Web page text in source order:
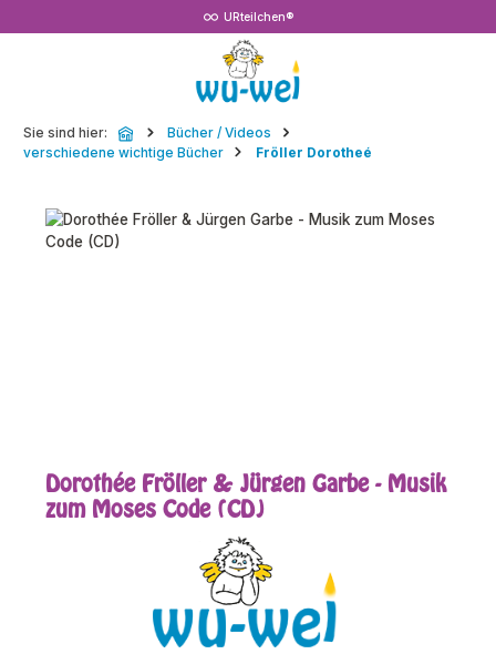
URteilchen®
Sie sind hier:
Bücher / Videos
verschiedene wichtige Bücher
Fröller Dorotheé
Bildergalerie überspringen
Dorothée Fröller & Jürgen Garbe - Musik
zum Moses Code (CD)